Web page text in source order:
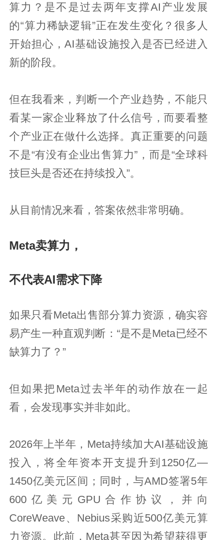
算力？是不是过去两年支撑AI产业发展
的“算力稀缺逻辑”正在发生变化？很多人
开始担心，AI基础设施投入是否已经进入
新的阶段。
但在我看来，判断一个产业趋势，不能只
看某一家企业释放了什么信号，而要看整
个产业正在做什么选择。真正重要的问题
不是“有没有企业出售算力”，而是“全球科
技巨头是否还在持续投入”。
从目前情况来看，答案依然非常明确。
Meta卖算力，
不代表AI需求下降
如果只看Meta出售部分算力资源，确实容
易产生一种直观判断：“是不是Meta已经不
缺算力了？”
但如果把Meta过去半年的动作放在一起
看，会发现事实并非如此。
2026年上半年，Meta持续加大AI基础设施
投入，将全年资本开支提升到1250亿—
1450亿美元区间；同时，与AMD签署5年
600亿美元GPU合作协议，并向
CoreWeave、Nebius采购近500亿美元算
力资源。此前，Meta甚至因为希望获得更